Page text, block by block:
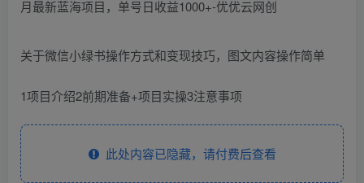
关于微信小绿书操作方式和变现技巧，图文内容操作简单
1项目介绍2前期准备+项目实操3注意事项
此处内容已隐藏，请付费后查看